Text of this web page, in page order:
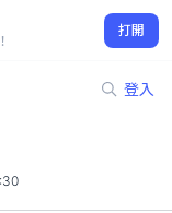
打開
登入